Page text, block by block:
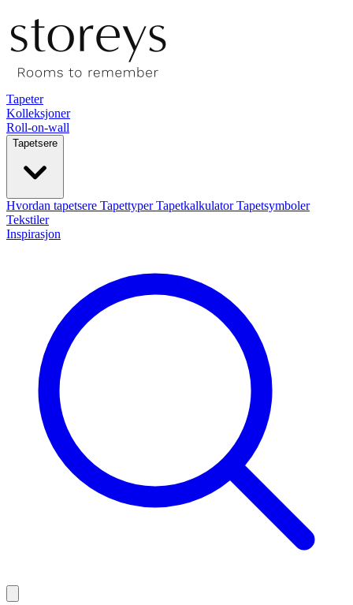
Tapeter
Kolleksjoner
Roll-on-wall
Tapetsere
Hvordan tapetsere TapettyperTapetkalkulatorTapetsymboler
Tekstiler
Inspirasjon